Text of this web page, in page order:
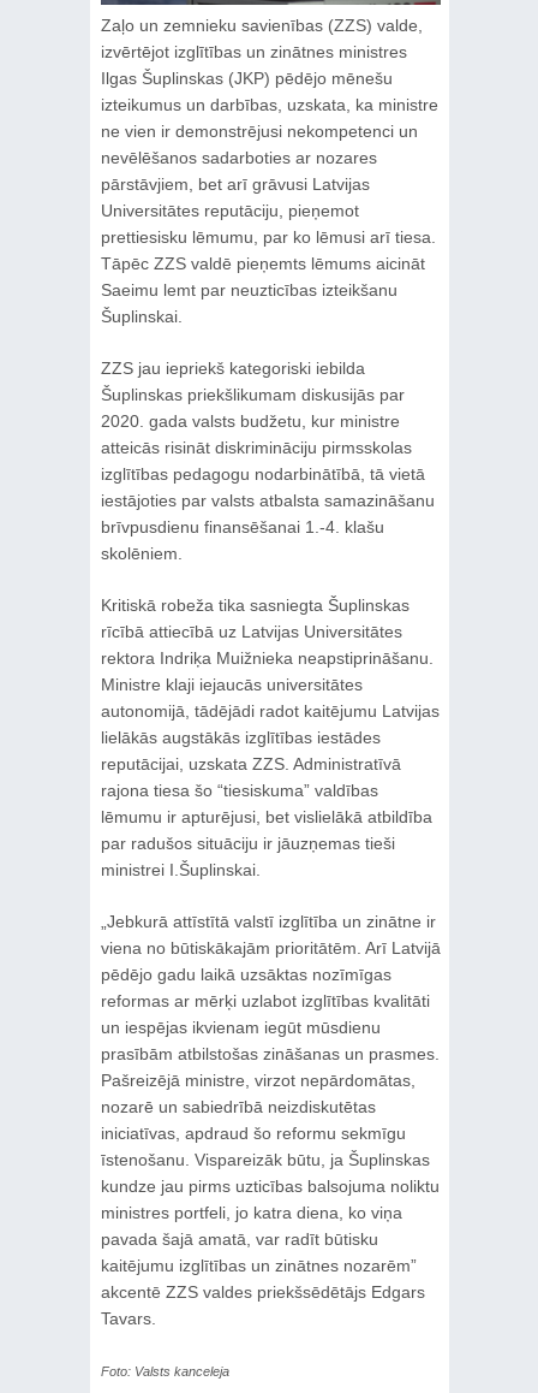
Zaļo un zemnieku savienības (ZZS) valde,
izvērtējot izglītības un zinātnes ministres
Ilgas Šuplinskas (JKP) pēdējo mēnešu
izteikumus un darbības, uzskata, ka ministre
ne vien ir demonstrējusi nekompetenci un
nevēlēšanos sadarboties ar nozares
pārstāvjiem, bet arī grāvusi Latvijas
Universitātes reputāciju, pieņemot
prettiesisku lēmumu, par ko lēmusi arī tiesa.
Tāpēc ZZS valdē pieņemts lēmums aicināt
Saeimu lemt par neuzticības izteikšanu
Šuplinskai.
ZZS jau iepriekš kategoriski iebilda
Šuplinskas priekšlikumam diskusijās par
2020. gada valsts budžetu, kur ministre
atteicās risināt diskrimināciju pirmsskolas
izglītības pedagogu nodarbinātībā, tā vietā
iestājoties par valsts atbalsta samazināšanu
brīvpusdienu finansēšanai 1.-4. klašu
skolēniem.
Kritiskā robeža tika sasniegta Šuplinskas
rīcībā attiecībā uz Latvijas Universitātes
rektora Indriķa Muižnieka neapstiprināšanu.
Ministre klaji iejaucās universitātes
autonomijā, tādējādi radot kaitējumu Latvijas
lielākās augstākās izglītības iestādes
reputācijai, uzskata ZZS. Administratīvā
rajona tiesa šo “tiesiskuma” valdības
lēmumu ir apturējusi, bet vislielākā atbildība
par radušos situāciju ir jāuzņemas tieši
ministrei I.Šuplinskai.
„Jebkurā attīstītā valstī izglītība un zinātne ir
viena no būtiskākajām prioritātēm. Arī Latvijā
pēdējo gadu laikā uzsāktas nozīmīgas
reformas ar mērķi uzlabot izglītības kvalitāti
un iespējas ikvienam iegūt mūsdienu
prasībām atbilstošas zināšanas un prasmes.
Pašreizējā ministre, virzot nepārdomātas,
nozarē un sabiedrībā neizdiskutētas
iniciatīvas, apdraud šo reformu sekmīgu
īstenošanu. Vispareizāk būtu, ja Šuplinskas
kundze jau pirms uzticības balsojuma noliktu
ministres portfeli, jo katra diena, ko viņa
pavada šajā amatā, var radīt būtisku
kaitējumu izglītības un zinātnes nozarēm”
akcentē ZZS valdes priekšsēdētājs Edgars
Tavars.
Foto: Valsts kanceleja